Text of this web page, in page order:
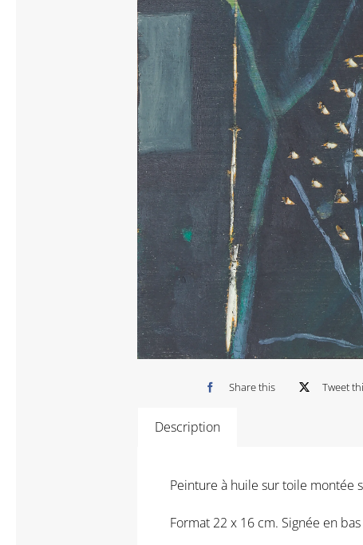
Share this Tweet
Description
Peinture à huile sur toile montée
Format 22 x 16 cm. Signée en